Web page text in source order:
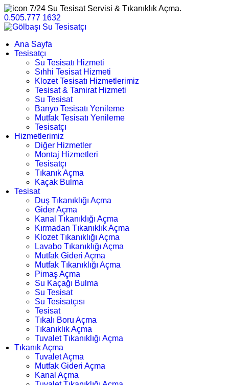
7/24 Su Tesisat Servisi & Tıkanıklık Açma.
0.505.777 1632
Ana Sayfa
Tesisatçı
Su Tesisatı Hizmeti
Sıhhi Tesisat Hizmeti
Klozet Tesisatı Hizmetlerimiz
Tesisat & Tamirat Hizmeti
Su Tesisat
Banyo Tesisatı Yenileme
Mutfak Tesisatı Yenileme
Tesisatçı
Hizmetlerimiz
Diğer Hizmetler
Montaj Hizmetleri
Tesisatçı
Tıkanık Açma
Kaçak Bulma
Tesisat
Duş Tıkanıklığı Açma
Gider Açma
Kanal Tıkanıklığı Açma
Kırmadan Tıkanıklık Açma
Klozet Tıkanıklığı Açma
Lavabo Tıkanıklığı Açma
Mutfak Gideri Açma
Mutfak Tıkanıklığı Açma
Pimaş Açma
Su Kaçağı Bulma
Su Tesisat
Su Tesisatçısı
Tesisat
Tıkalı Boru Açma
Tıkanıklık Açma
Tuvalet Tıkanıklığı Açma
Tıkanık Açma
Tuvalet Açma
Mutfak Gideri Açma
Kanal Açma